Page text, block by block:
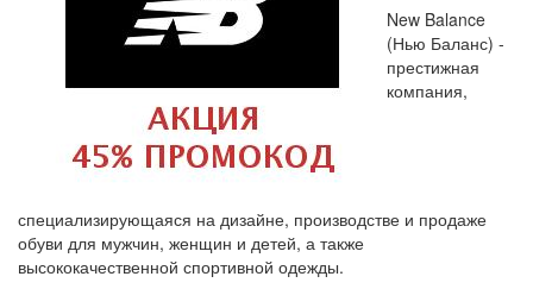
New Balance
(Нью Баланс) -
престижная
компания,
специализирующаяся на дизайне, производстве и продаже
обуви для мужчин, женщин и детей, а также
высококачественной спортивной одежды.